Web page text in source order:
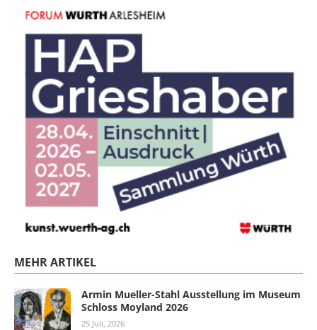
MEHR ARTIKEL
Armin Mueller-Stahl Ausstellung im Museum
Schloss Moyland 2026
25 Juli, 2026